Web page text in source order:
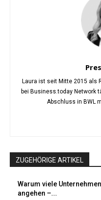
Laura ist seit Mitte 2015 als
bei Business.today Network
Abschluss in BWL
ZUGEHÖRIGE ARTIKEL
Warum viele
angehen –...